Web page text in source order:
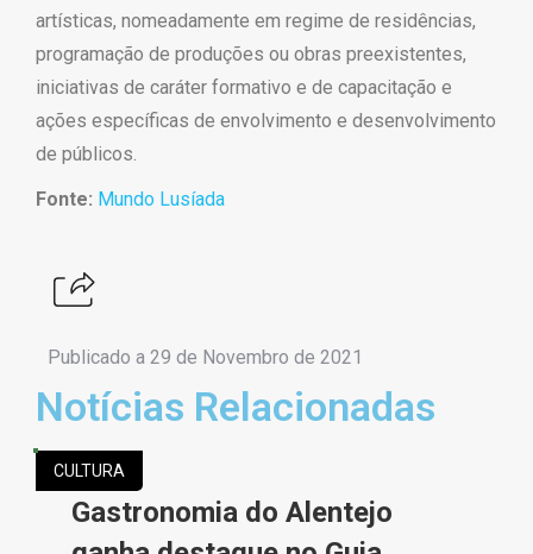
artísticas, nomeadamente em regime de residências,
programação de produções ou obras preexistentes,
iniciativas de caráter formativo e de capacitação e
ações específicas de envolvimento e desenvolvimento
de públicos.
Fonte: Mundo Lusíada
Publicado a 29 de Novembro de 2021
Notícias Relacionadas
CULTURA
Gastronomia do Alentejo